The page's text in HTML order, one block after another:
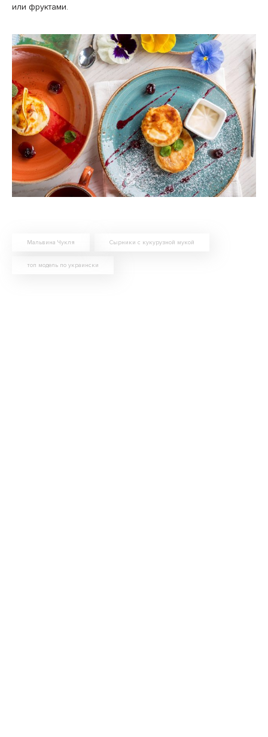
или фруктами.
Мальвина Чукля Сырники с кукурузной мукой
топ модель по украински